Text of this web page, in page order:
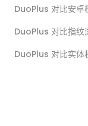
DuoPlus 对比安卓
DuoPlus 对比指纹
DuoPlus 对比实体